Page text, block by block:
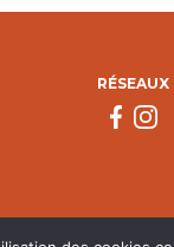
RÉSEAUX